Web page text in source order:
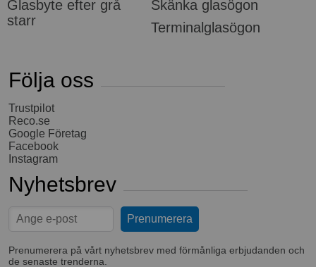
Glasbyte efter grå
starr
Skänka glasögon
Terminalglasögon
Följa oss
Trustpilot
Reco.se
Google Företag
Facebook
Instagram
Nyhetsbrev
Prenumerera på vårt nyhetsbrev med förmånliga erbjudanden och
de senaste trenderna.